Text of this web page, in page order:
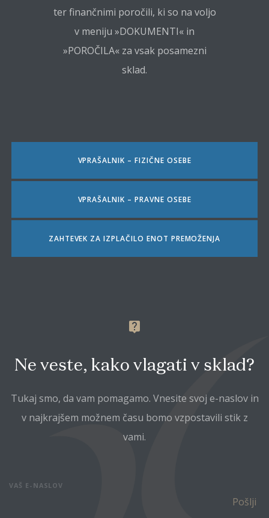
ter finančnimi poročili, ki so na voljo
v meniju »DOKUMENTI« in
»POROČILA« za vsak posamezni
sklad.
VPRAŠALNIK – FIZIČNE OSEBE
VPRAŠALNIK – PRAVNE OSEBE
ZAHTEVEK ZA IZPLAČILO ENOT PREMOŽENJA
live_help
Ne veste, kako vlagati v sklad?
Tukaj smo, da vam pomagamo. Vnesite svoj e-naslov in
v najkrajšem možnem času bomo vzpostavili stik z
vami.
VAŠ E-NASLOV